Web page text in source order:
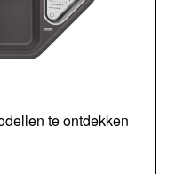
te ontdekken